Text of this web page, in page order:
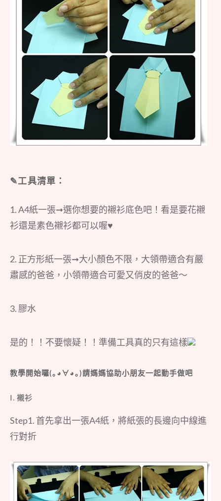
✎工具清單：
1. A4紙一張➞選你想要的襯衫底色吧！看是要花襯
衫還是素色襯衫都可以喔♥
2. 正方形紙一張➞大小顏色不限，大領帶適合有嚴
肅感的爸爸，小領帶適合可愛又俏皮的爸爸～
3. 膠水
是的！！不要懷疑！！準備工具真的只有這樣
教學開始囉(｡◕∀◕｡)請媽媽協助小朋友一起動手做吧
I. 襯衫
Step1. 首先拿出一張A4紙，將紙張的長邊向中線進
行對折